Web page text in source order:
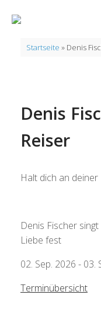
Inhalt
springen
Startseite » Denis
Denis
Reiser
Halt dich an
Denis Fischer
Liebe fest
02. Sep. 2026 - 03.
Terminübersicht